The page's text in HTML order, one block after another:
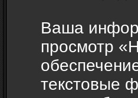
Ваша
просмотр
текстовые